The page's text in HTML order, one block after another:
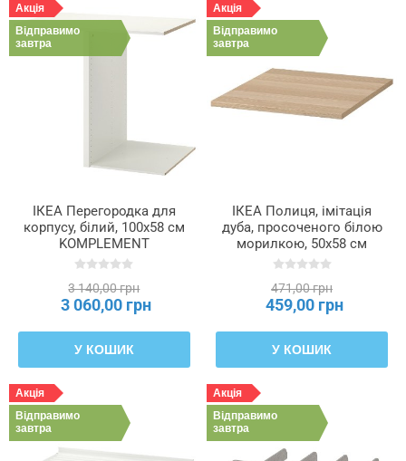
Акція
Відправимо
завтра
ІКЕА Перегородка для
корпусу, білий, 100x58 см
KOMPLEMENT
КОМПЛІМЕНТ, 002.464.17
3 140,00 грн
3 060,00 грн
У КОШИК
Акція
Відправимо
завтра
ІКЕА Полиця, імітація
дуба, просоченого білою
морилкою, 50x58 см
KOMPLEMENT
471,00 грн
459,00 грн
У КОШИК
Акція
Відправимо
завтра
Акція
Відправимо
завтра